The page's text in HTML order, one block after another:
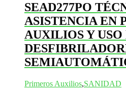
SEAD277PO
ASISTENCIA EN
AUXILIOS Y USO
Primeros Auxilios,SANIDAD